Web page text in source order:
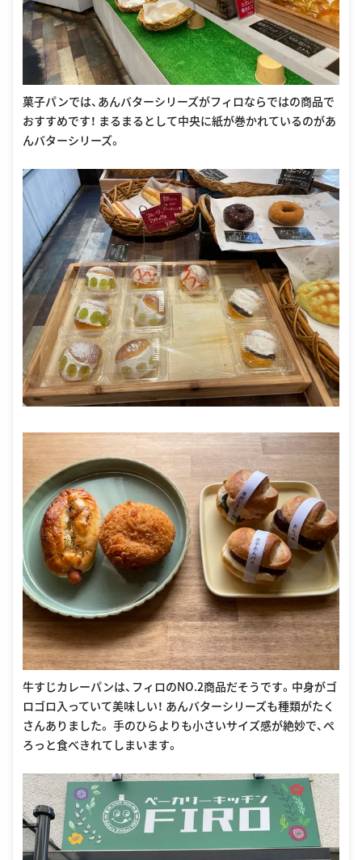
菓子パンでは、あんバターシリーズがフィロならではの商品で
おすすめです！ まるまるとして中央に紙が巻かれているのがあ
んバターシリーズ。
牛すじカレーパンは、フィロのNO.2商品だそうです。中身がゴ
ロゴロ入っていて美味しい！ あんバターシリーズも種類がたく
さんありました。 手のひらよりも小さいサイズ感が絶妙で、ぺ
ろっと食べきれてしまいます。